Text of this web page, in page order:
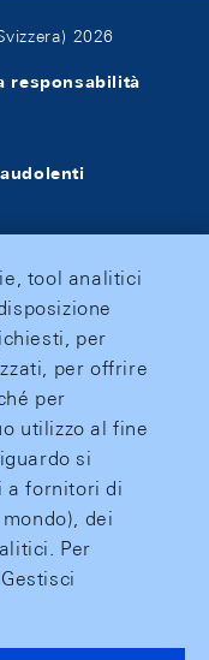
2026
responsabilità
tool analitici
per
per offrire
per
utilizzo al fine
si
a fornitori di
dei
Per